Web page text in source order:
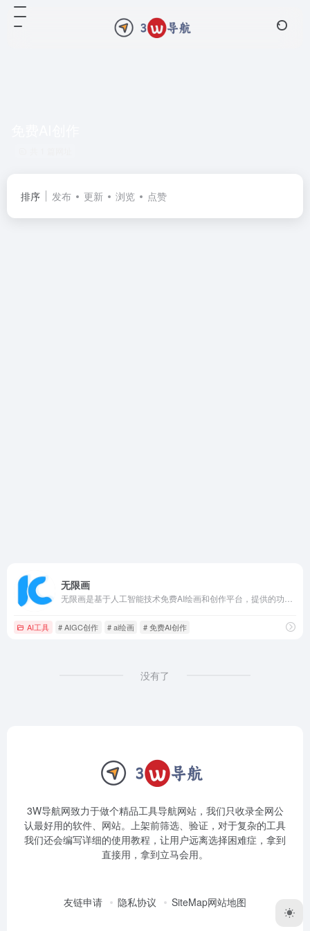
排序 发布 更新 浏览 点赞
无限画
AI工具 # AIGC创作 # ai绘画 # 免费AI创作
没有了
3W导航网致力于做个精品工具导航网站，我们只收录全网公
认最好用的软件、网站。上架前筛选、验证，对于复杂的工具
我们还会编写详细的使用教程，让用户远离选择困难症，拿到
直接用，拿到立马会用。
友链申请 隐私协议 SiteMap网站地图